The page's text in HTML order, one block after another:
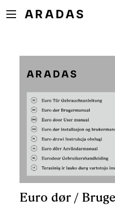
Euro dør /